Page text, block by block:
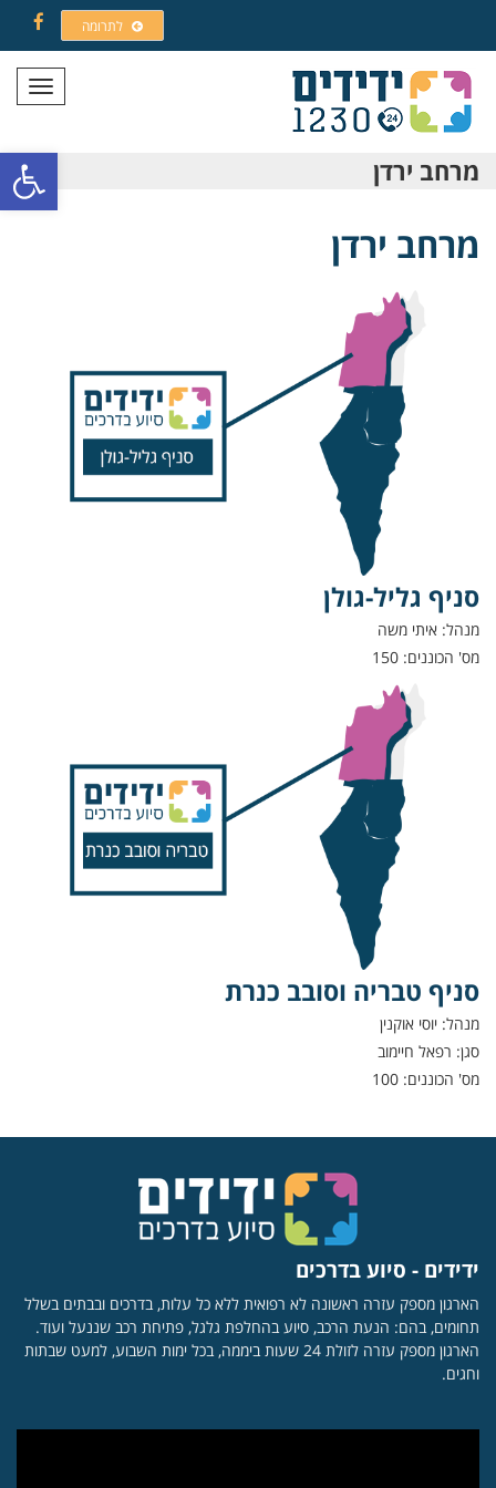
פתח
לתרומה
תפריט
מרחב ירדן
מרחב ירדן
סניף גליל-גולן
מנהל: איתי משה
מס' הכוננים: 150
סניף טבריה וסובב כנרת
מנהל: יוסי אוקנין
סגן: רפאל חיימוב
מס' הכוננים: 100
ידידים - סיוע בדרכים
הארגון מספק עזרה ראשונה לא רפואית ללא כל עלות, בדרכים ובבתים בשלל
תחומים, בהם: הנעת הרכב, סיוע בהחלפת גלגל, פתיחת רכב שננעל ועוד.
הארגון מספק עזרה לזולת 24 שעות ביממה, בכל ימות השבוע, למעט שבתות
וחגים.